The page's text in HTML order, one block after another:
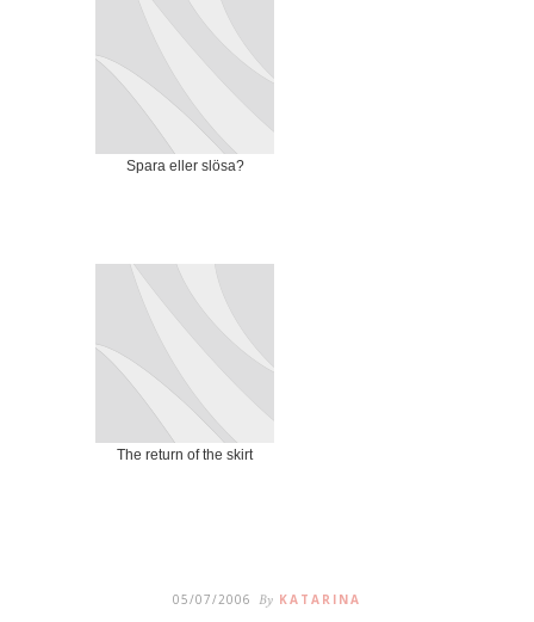
Spara eller slösa?
The return of the skirt
05/07/2006 By KATARINA